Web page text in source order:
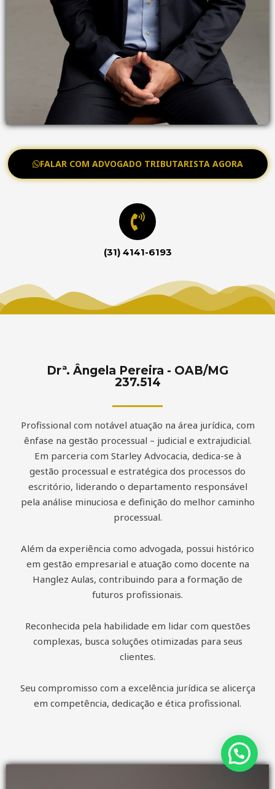
FALAR COM ADVOGADO TRIBUTARISTA AGORA
(31) 4141-6193
Drª. Ângela Pereira - OAB/MG
237.514
Profissional com notável atuação na área jurídica, com
ênfase na gestão processual – judicial e extrajudicial.
Em parceria com Starley Advocacia, dedica-se à
gestão processual e estratégica dos processos do
escritório, liderando o departamento responsável
pela análise minuciosa e definição do melhor caminho
processual.
Além da experiência como advogada, possui histórico
em gestão empresarial e atuação como docente na
Hanglez Aulas, contribuindo para a formação de
futuros profissionais.
Reconhecida pela habilidade em lidar com questões
complexas, busca soluções otimizadas para seus
clientes.
Seu compromisso com a excelência jurídica se alicerça
em competência, dedicação e ética profissional.